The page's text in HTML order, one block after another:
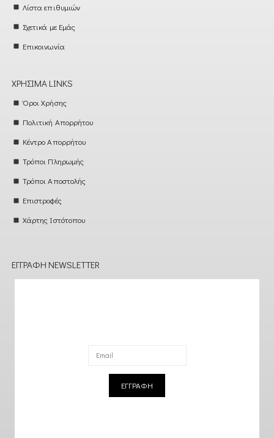
Λίστα επιθυμιών
Σχετικά με Εμάς
Επικοινωνία
ΧΡΉΣΙΜΑ LINKS
Όροι Χρήσης
Πολιτική Απορρήτου
Κέντρο Απορρήτου
Τρόποι Πληρωμής
Τρόποι Αποστολής
Επιστροφές
Χάρτης Ιστότοπου
ΕΓΓΡΑΦΉ NEWSLETTER
ΕΓΓΡΑΦΗ